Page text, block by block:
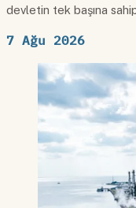
devletin tek başına
7 Ağu 2026